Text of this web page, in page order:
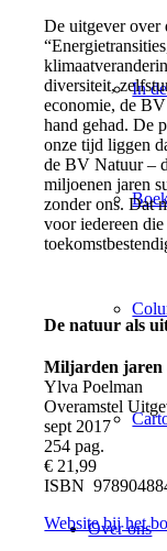
In
Over ons
De uitgever over
diversiteit,
economie, de
hand gehad. De
onze tijd liggen
de BV Natuur –
miljoenen jaren
zonder ons. Dat
voor iedereen
De natuur als
Miljarden jaren
Ylva Poelman
Overamstel
sept 2017
254 pag.
€ 21,99
ISBN
Website bij het